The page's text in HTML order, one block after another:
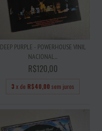
DEEP PURPLE - POWERHOUSE VINIL
NACIONAL...
R$120,00
3 x de R$40,00 sem juros